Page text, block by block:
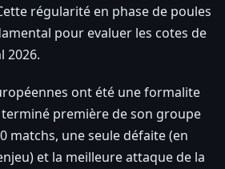
régularité en phase de poules
pour evaluer les cotes de
2026.
ont été une formalite
terminé première de son groupe
matchs, une seule défaite (en
et la meilleure attaque de la